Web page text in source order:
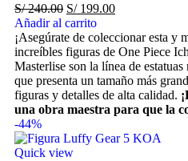
S/240.00 S/199.00
Añadir al carrito
¡Asegúrate de coleccionar esta y
increíbles figuras de One Piece
Masterlise son la línea de
que presenta un tamaño más
figuras y detalles de alta calidad.
una obra maestra para que la
-44%
Quick view